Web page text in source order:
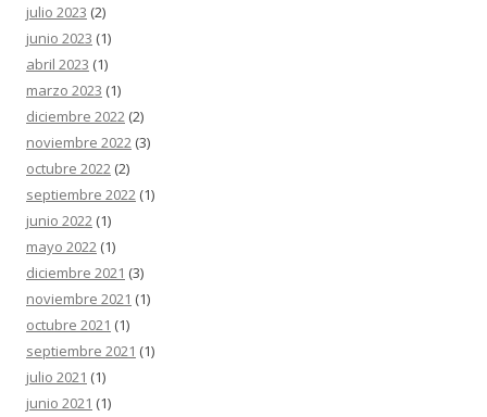
julio 2023 (2)
junio 2023 (1)
abril 2023 (1)
marzo 2023 (1)
diciembre 2022 (2)
noviembre 2022 (3)
octubre 2022 (2)
septiembre 2022 (1)
junio 2022 (1)
mayo 2022 (1)
diciembre 2021 (3)
noviembre 2021 (1)
octubre 2021 (1)
septiembre 2021 (1)
julio 2021 (1)
junio 2021 (1)